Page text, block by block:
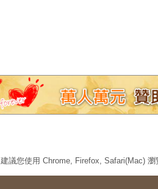
建議您使用 Chrome, Firefox, Safari(Mac)